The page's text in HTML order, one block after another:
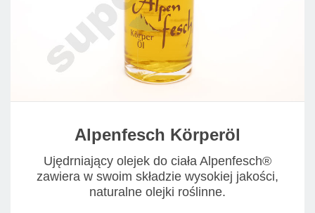
Alpenfesch Körperöl
Ujędrniający olejek do ciała Alpenfesch®
zawiera w swoim składzie wysokiej jakości,
naturalne olejki roślinne.